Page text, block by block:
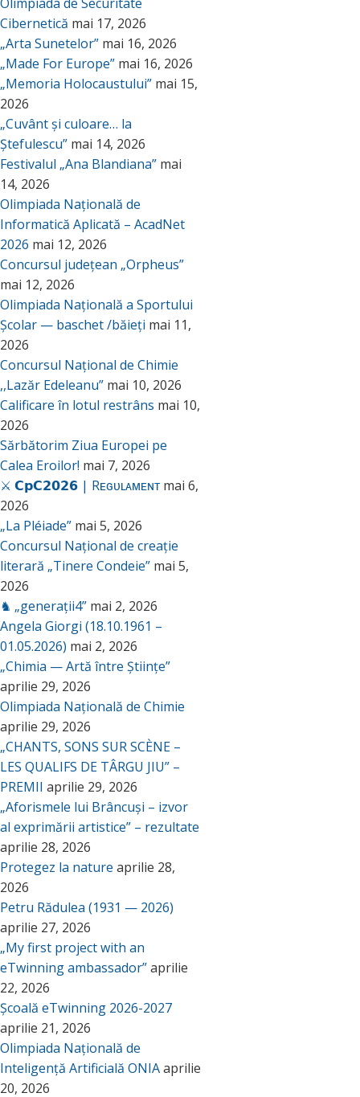
Cibernetică mai 17, 2026
„Arta Sunetelor” mai 16, 2026
„Made For Europe” mai 16, 2026
„Memoria Holocaustului” mai 15,
2026
„Cuvânt și culoare… la
Ștefulescu” mai 14, 2026
Festivalul „Ana Blandiana” mai
14, 2026
Olimpiada Națională de
Informatică Aplicată – AcadNet
2026 mai 12, 2026
Concursul județean „Orpheus”
mai 12, 2026
Olimpiada Națională a Sportului
Școlar — baschet /băieți mai 11,
2026
Concursul Național de Chimie
,,Lazăr Edeleanu” mai 10, 2026
Calificare în lotul restrâns mai 10,
2026
Sărbătorim Ziua Europei pe
Calea Eroilor! mai 7, 2026
⚔️ 𝗖𝗽𝗖𝟮𝟬𝟮𝟲 | Rᴇɢᴜʟᴀᴍᴇɴᴛ mai 6,
2026
„La Pléiade” mai 5, 2026
Concursul Național de creație
literară „Tinere Condeie” mai 5,
2026
♞ „generații4” mai 2, 2026
Angela Giorgi (18.10.1961 –
01.05.2026) mai 2, 2026
„Chimia — Artă între Științe”
aprilie 29, 2026
Olimpiada Națională de Chimie
aprilie 29, 2026
„CHANTS, SONS SUR SCÈNE –
LES QUALIFS DE TÂRGU JIU” –
PREMII aprilie 29, 2026
„Aforismele lui Brâncuși – izvor
al exprimării artistice” – rezultate
aprilie 28, 2026
Protegez la nature aprilie 28,
2026
Petru Rădulea (1931 — 2026)
aprilie 27, 2026
„My first project with an
eTwinning ambassador”aprilie
22, 2026
Școală eTwinning 2026-2027
aprilie 21, 2026
Olimpiada Națională de
Inteligență Artificială ONIAaprilie
20, 2026